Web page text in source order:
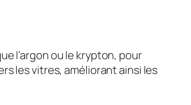
l’argon ou le krypton, pour
les vitres, améliorant ainsi les